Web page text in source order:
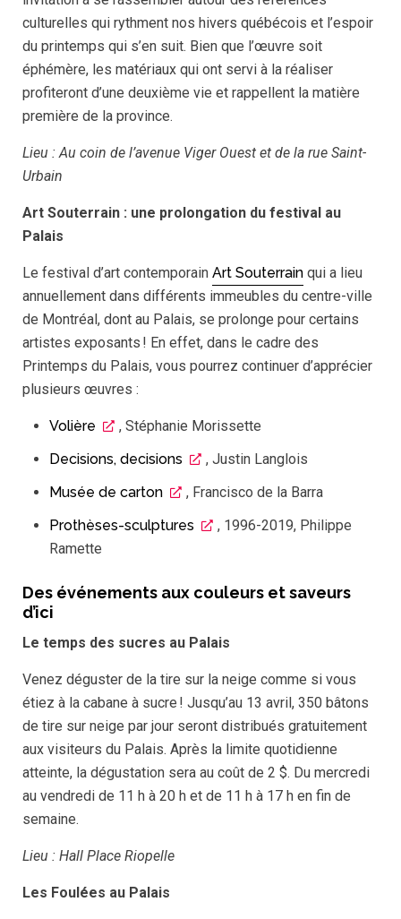
culturelles qui rythment nos hivers québécois et l’espoir
du printemps qui s’en suit. Bien que l’œuvre soit
éphémère, les matériaux qui ont servi à la réaliser
profiteront d’une deuxième vie et rappellent la matière
première de la province.
Lieu : Au coin de l’avenue Viger Ouest et de la rue Saint-
Urbain
Art Souterrain : une prolongation du festival au
Palais
Le festival d’art contemporain Art Souterrain qui a lieu
annuellement dans différents immeubles du centre-ville
de Montréal, dont au Palais, se prolonge pour certains
artistes exposants ! En effet, dans le cadre des
Printemps du Palais, vous pourrez continuer d’apprécier
plusieurs œuvres :
Volière
, Stéphanie Morissette
Decisions, decisions
, Justin Langlois
Musée de carton
, Francisco de la Barra
Prothèses-sculptures
, 1996-2019, Philippe
Ramette
Des événements aux couleurs et saveurs
d’ici
Le temps des sucres au Palais
Venez déguster de la tire sur la neige comme si vous
étiez à la cabane à sucre ! Jusqu’au 13 avril, 350 bâtons
de tire sur neige par jour seront distribués gratuitement
aux visiteurs du Palais. Après la limite quotidienne
atteinte, la dégustation sera au coût de 2 $. Du mercredi
au vendredi de 11 h à 20 h et de 11 h à 17 h en fin de
semaine.
Lieu : Hall Place Riopelle
Les Foulées au Palais